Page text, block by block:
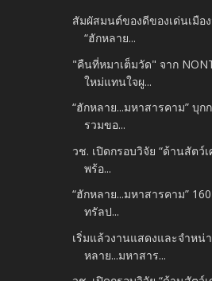
สัมผัสมนต์ของดีของเด่นเมือ
“ฮักหลาย...
"คืนที่หมาเต็มวัด" จาก
ใหม่แทนใจผู...
“ฮักหลาย...มหาสารคาม” บุก
รวมขอ...
วช. เปิดกรอบวิจัย “ด้านสัตว์
พร้อ...
“ฮักหลาย...มหาสารคาม”
ทรัลป...
เริ่มแล้วงานแสดงและจำหน่
หลาย...มหาสาร...